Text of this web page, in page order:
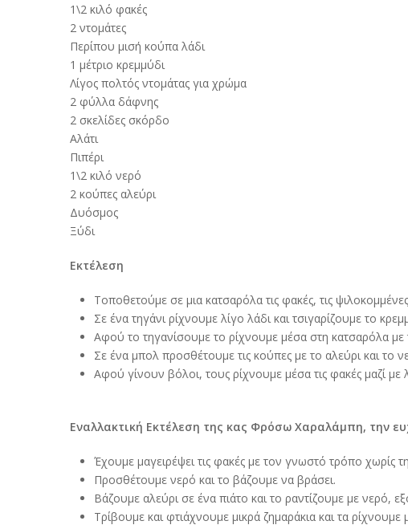
1\2 κιλό φακές
2 ντομάτες
Περίπου μισή κούπα λάδι
1 μέτριο κρεμμύδι
Λίγος πολτός ντομάτας για χρώμα
2 φύλλα δάφνης
2 σκελίδες σκόρδο
Αλάτι
Πιπέρι
1\2 κιλό νερό
2 κούπες αλεύρι
Δυόσμος
Ξύδι
Εκτέλεση
Τοποθετούμε σε μια κατσαρόλα τις φακές, τις
Σε ένα τηγάνι ρίχνουμε λίγο λάδι και τσιγαρίζουμε το
Αφού το τηγανίσουμε το ρίχνουμε μέσα στη κατσαρόλα με
Σε ένα μπολ προσθέτουμε τις κούπες με το αλεύρι και το
Αφού γίνουν βόλοι, τους ρίχνουμε μέσα τις φακές μαζί
Εναλλακτική Εκτέλεση της κας Φρόσω Χαραλάμπη, την
Έχουμε μαγειρέψει τις φακές με τον γνωστό τρόπο χωρίς
Προσθέτουμε νερό και το βάζουμε να βράσει.
Βάζουμε αλεύρι σε ένα πιάτο και το ραντίζουμε με νερό,
Τρίβουμε και φτιάχνουμε μικρά ζημαράκια και τα